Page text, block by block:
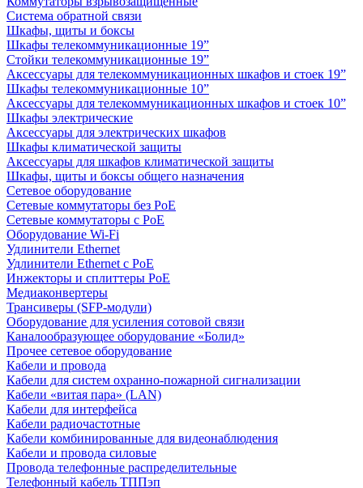
Система обратной связи
Шкафы, щиты и боксы
Шкафы телекоммуникационные 19”
Стойки телекоммуникационные 19”
Аксессуары для телекоммуникационных шкафов и стоек 19”
Шкафы телекоммуникационные 10”
Аксессуары для телекоммуникационных шкафов и стоек 10”
Шкафы электрические
Аксессуары для электрических шкафов
Шкафы климатической защиты
Аксессуары для шкафов климатической защиты
Шкафы, щиты и боксы общего назначения
Сетевое оборудование
Сетевые коммутаторы без PoE
Сетевые коммутаторы с PoE
Оборудование Wi-Fi
Удлинители Ethernet
Удлинители Ethernet с PoE
Инжекторы и сплиттеры PoE
Медиаконвертеры
Трансиверы (SFP-модули)
Оборудование для усиления сотовой связи
Каналообразующее оборудование «Болид»
Прочее сетевое оборудование
Кабели и провода
Кабели для систем охранно-пожарной сигнализации
Кабели «витая пара» (LAN)
Кабели для интерфейса
Кабели радиочастотные
Кабели комбинированные для видеонаблюдения
Кабели и провода силовые
Провода телефонные распределительные
Телефонный кабель ТППэп